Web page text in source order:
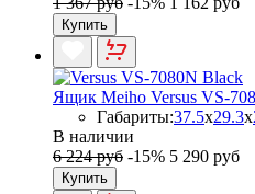
Купить
Ящик Meiho Versus VS-
Габариты:37.5x29.3x
В наличии
6 224 руб -15% 5 290 руб
Купить